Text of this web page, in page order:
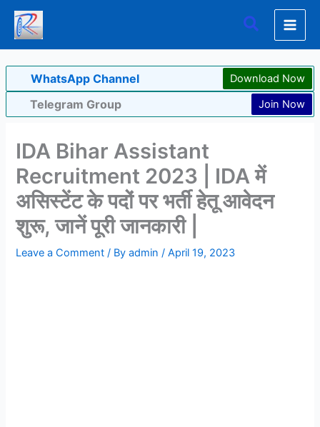
Skip
content
Search
WhatsApp Channel Download Now
Telegram Group Join Now
IDA Bihar Assistant
Recruitment 2023 | IDA में
असिस्टेंट के पदों पर भर्ती हेतू आवेदन
शुरू, जानें पूरी जानकारी |
Leave a Comment / Byadmin/April 19, 2023